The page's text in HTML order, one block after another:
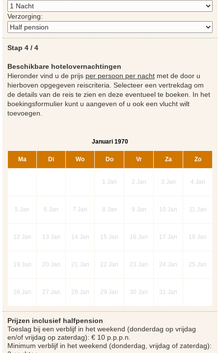
Verzorging:
Stap 4 / 4
Beschikbare hotelovernachtingen
Hieronder vind u de prijs per persoon per nacht met de door u
hierboven opgegeven reiscriteria. Selecteer een vertrekdag om
de details van de reis te zien en deze eventueel te boeken. In het
boekingsformulier kunt u aangeven of u ook een vlucht wilt
toevoegen.
Januari 1970
Ma Di Wo Do Vr Za Zo
1 Jan 2 Jan 3 Jan 4 Jan
5 Jan 6 Jan 7 Jan 8 Jan 9 Jan 10 Jan 11 Jan
12 Jan 13 Jan 14 Jan 15 Jan 16 Jan 17 Jan 18 Jan
19 Jan 20 Jan 21 Jan 22 Jan 23 Jan 24 Jan 25 Jan
26 Jan 27 Jan 28 Jan 29 Jan 30 Jan 31 Jan
Prijzen inclusief halfpension
Toeslag bij een verblijf in het weekend (donderdag op vrijdag
en/of vrijdag op zaterdag): € 10 p.p.p.n.
Minimum verblijf in het weekend (donderdag, vrijdag of zaterdag):